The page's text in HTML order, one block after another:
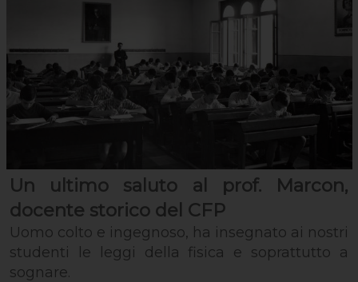
Un ultimo saluto al prof. Marcon,
docente storico del CFP
Uomo colto e ingegnoso, ha insegnato ai nostri
studenti le leggi della fisica e soprattutto a
sognare.